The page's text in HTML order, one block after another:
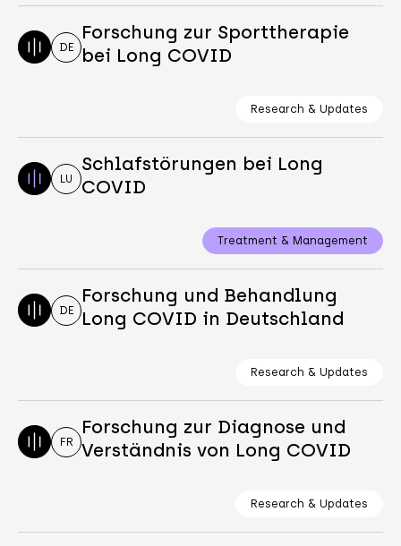
DE
Forschung zur Sporttherapie
bei Long COVID
Research & Updates
LU
Schlafstörungen bei Long
COVID
Treatment & Management
DE
Forschung und Behandlung
Long COVID in Deutschland
Research & Updates
FR
Forschung zur Diagnose und
Verständnis von Long COVID
Research & Updates